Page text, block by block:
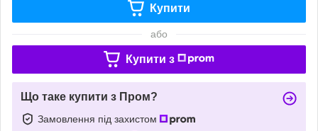
Купити
або
Купити з
Що таке купити з Пром?
Замовлення під захистом